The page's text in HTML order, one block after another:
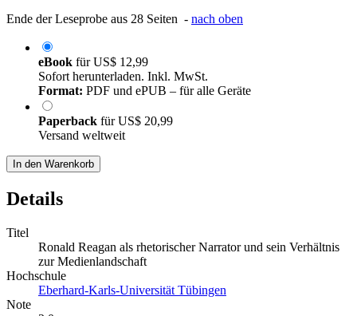
Ende der Leseprobe aus 28 Seiten - nach oben
eBook fürUS$ 12,99
Sofort herunterladen. Inkl. MwSt.
Format: PDF und ePUB – für alle Geräte
Paperback fürUS$ 20,99
Versand weltweit
In den Warenkorb
Details
Titel
Ronald Reagan als rhetorischer Narrator und sein Verhältnis
zur Medienlandschaft
Hochschule
Eberhard-Karls-Universität Tübingen
Note